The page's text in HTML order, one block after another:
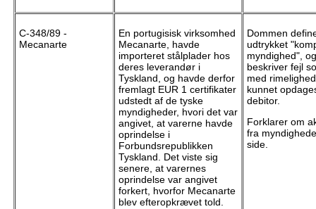
C-348/89 -
Mecanarte
En portugisisk virksomhed
Mecanarte, havde
importeret stålplader hos
deres leverandør i
Tyskland, og havde derfor
fremlagt EUR 1 certifikater
udstedt af de tyske
myndigheder, hvori det var
angivet, at varerne havde
oprindelse i
Forbundsrepublikken
Tyskland. Det viste sig
senere, at varernes
oprindelse var angivet
forkert, hvorfor Mecanarte
blev efteropkrævet told.
Dommen
udtrykket
myndighed", og
beskriver fejl
med
kunnet
debitor.
Forklarer om
fra
side.